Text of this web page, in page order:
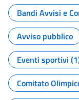
Bandi Avvisi e
Avviso pubblico
Eventi sportivi
Comitato